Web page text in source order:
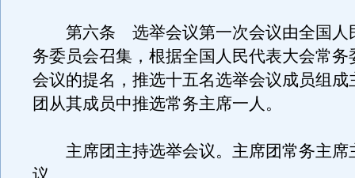
第六条 选举会议第一次会议由全国人
务委员会召集，根据全国人民代表大会常务
会议的提名，推选十五名选举会议成员组成
团从其成员中推选常务主席一人。
主席团主持选举会议。主席团常务主席